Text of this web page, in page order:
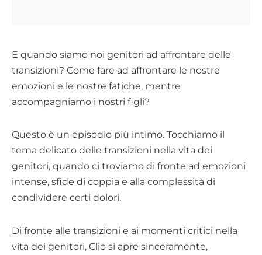
E quando siamo noi genitori ad affrontare delle
transizioni? Come fare ad affrontare le nostre
emozioni e le nostre fatiche, mentre
accompagniamo i nostri figli?
Questo è un episodio più intimo. Tocchiamo il
tema delicato delle transizioni nella vita dei
genitori, quando ci troviamo di fronte ad emozioni
intense, sfide di coppia e alla complessità di
condividere certi dolori.
Di fronte alle transizioni e ai momenti critici nella
vita dei genitori, Clio si apre sinceramente,